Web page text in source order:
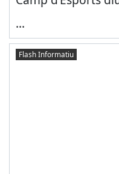
...
Flash Informatiu